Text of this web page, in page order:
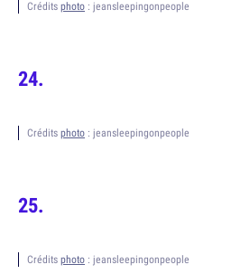
Crédits photo : jeansleepingonpeople
Crédits photo : jeansleepingonpeople
Crédits photo : jeansleepingonpeople